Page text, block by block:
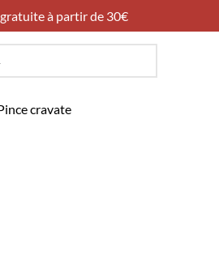
à partir de 30€
cravate